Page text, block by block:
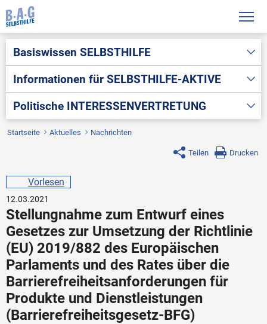
Basiswissen SELBSTHILFE
Informationen für SELBSTHILFE-AKTIVE
Politische INTERESSENVERTRETUNG
Startseite Aktuelles Nachrichten
Teilen Drucken
Vorlesen
12.03.2021
Stellungnahme zum Entwurf eines
Gesetzes zur Umsetzung der Richtlinie
(EU) 2019/882 des Europäischen
Parlaments und des Rates über die
Barrierefreiheitsanforderungen für
Produkte und Dienstleistungen
(Barrierefreiheitsgesetz-BFG)